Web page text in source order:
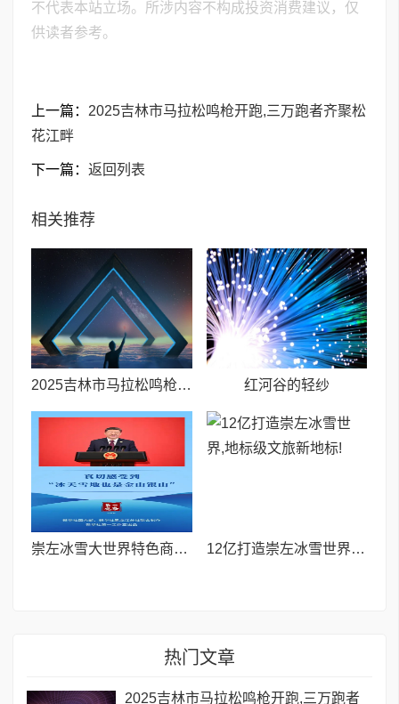
不代表本站立场。所涉内容不构成投资消费建议，仅
供读者参考。
上一篇： 2025吉林市马拉松鸣枪开跑,三万跑者齐聚松
花江畔
下一篇： 返回列表
相关推荐
2025吉林市马拉松鸣枪开跑,三万跑者齐聚松花江畔 红河谷的轻纱
崇左冰雪大世界特色商业:价值洼地中的财富新机遇 12亿打造崇左冰雪世界,地标级文旅新地标!
热门文章
2025吉林市马拉松鸣枪开跑,三万跑者